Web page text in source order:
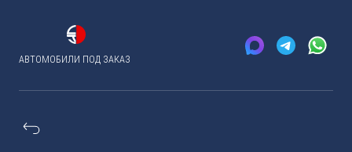
АВТОМОБИЛИ ПОД ЗАКАЗ